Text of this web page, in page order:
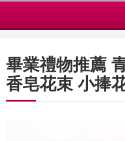
畢業禮物推薦
香皂花束 小捧